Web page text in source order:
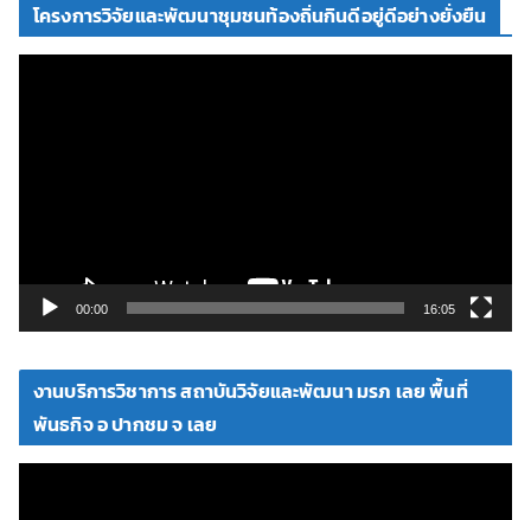
โครงการวิจัยและพัฒนาชุมชนท้องถิ่นกินดีอยู่ดีอย่างยั่งยืน
ดี
โ
00:00 16:05
งานบริการวิชาการ สถาบันวิจัยและพัฒนา มรภ เลย พื้นที่
พันธกิจ อ ปากชม จ เลย